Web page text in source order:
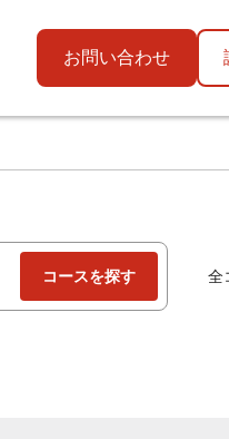
お問い合わせ
コースを探す 全